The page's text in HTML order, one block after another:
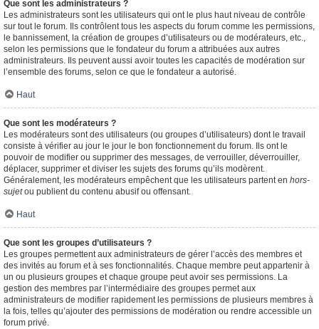
Que sont les administrateurs ?
Les administrateurs sont les utilisateurs qui ont le plus haut niveau de contrôle
sur tout le forum. Ils contrôlent tous les aspects du forum comme les permissions,
le bannissement, la création de groupes d’utilisateurs ou de modérateurs, etc.,
selon les permissions que le fondateur du forum a attribuées aux autres
administrateurs. Ils peuvent aussi avoir toutes les capacités de modération sur
l’ensemble des forums, selon ce que le fondateur a autorisé.
Haut
Que sont les modérateurs ?
Les modérateurs sont des utilisateurs (ou groupes d’utilisateurs) dont le travail
consiste à vérifier au jour le jour le bon fonctionnement du forum. Ils ont le
pouvoir de modifier ou supprimer des messages, de verrouiller, déverrouiller,
déplacer, supprimer et diviser les sujets des forums qu’ils modèrent.
Généralement, les modérateurs empêchent que les utilisateurs partent en hors-
sujetou publient du contenu abusif ou offensant.
Haut
Que sont les groupes d’utilisateurs ?
Les groupes permettent aux administrateurs de gérer l’accès des membres et
des invités au forum et à ses fonctionnalités. Chaque membre peut appartenir à
un ou plusieurs groupes et chaque groupe peut avoir ses permissions. La
gestion des membres par l’intermédiaire des groupes permet aux
administrateurs de modifier rapidement les permissions de plusieurs membres à
la fois, telles qu’ajouter des permissions de modération ou rendre accessible un
forum privé.